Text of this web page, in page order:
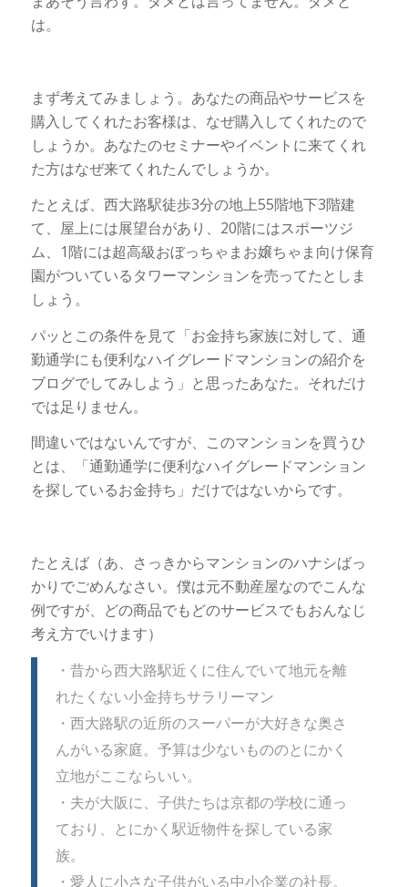
は。
まず考えてみましょう。あなたの商品やサービスを
購入してくれたお客様は、なぜ購入してくれたので
しょうか。あなたのセミナーやイベントに来てくれ
た方はなぜ来てくれたんでしょうか。
たとえば、西大路駅徒歩3分の地上55階地下3階建
て、屋上には展望台があり、20階にはスポーツジ
ム、1階には超高級おぼっちゃまお嬢ちゃま向け保育
園がついているタワーマンションを売ってたとしま
しょう。
パッとこの条件を見て「お金持ち家族に対して、通
勤通学にも便利なハイグレードマンションの紹介を
ブログでしてみしよう」と思ったあなた。それだけ
では足りません。
間違いではないんですが、このマンションを買うひ
とは、「通勤通学に便利なハイグレードマンション
を探しているお金持ち」だけではないからです。
たとえば（あ、さっきからマンションのハナシばっ
かりでごめんなさい。僕は元不動産屋なのでこんな
例ですが、どの商品でもどのサービスでもおんなじ
考え方でいけます）
・昔から西大路駅近くに住んでいて地元を離
れたくない小金持ちサラリーマン
・西大路駅の近所のスーパーが大好きな奥さ
んがいる家庭。予算は少ないもののとにかく
立地がここならいい。
・夫が大阪に、子供たちは京都の学校に通っ
ており、とにかく駅近物件を探している家
族。
・愛人に小さな子供がいる中小企業の社長。